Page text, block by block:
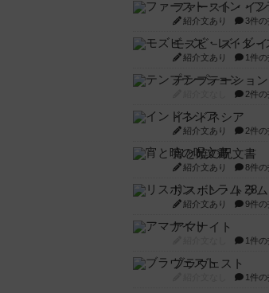
紹介文あり 3件の
モズビ－ズ・レ
紹介文あり 1件の
テンプテーション
2件の
インドネシア
紹介文あり 2件の
宵と暁の呪文書
紹介文あり 8件の
リスボン・トラ
紹介文あり 9件の
アマナイト
1件の
ブラヴェスト
1件の